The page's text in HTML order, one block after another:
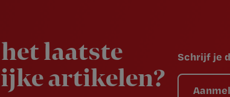
laatste
artikelen?
Schrijf je